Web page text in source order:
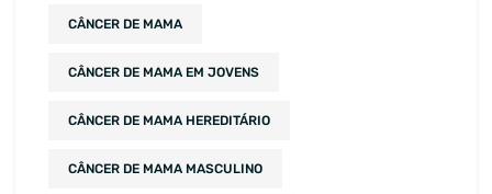
CÂNCER DE MAMA
CÂNCER DE MAMA EM JOVENS
CÂNCER DE MAMA HEREDITÁRIO
CÂNCER DE MAMA MASCULINO